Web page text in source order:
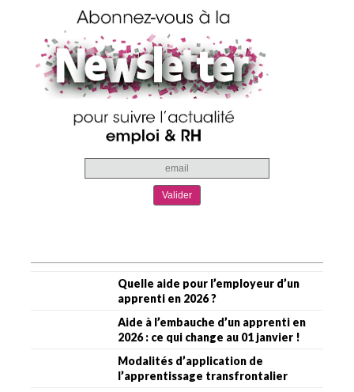
Quelle aide pour l’employeur d’un
apprenti en 2026 ?
Aide à l’embauche d’un apprenti en
2026 : ce qui change au 01 janvier !
Modalités d’application de
l’apprentissage transfrontalier